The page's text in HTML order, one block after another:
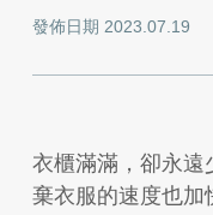
發佈日期 2023.07.19
衣櫃滿滿，卻永遠
棄衣服的速度也加